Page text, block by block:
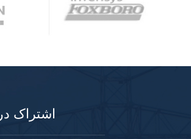
اشتراک در